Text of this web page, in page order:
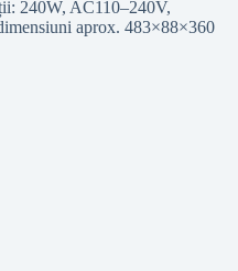
240W, AC110–240V,
aprox. 483×88×360